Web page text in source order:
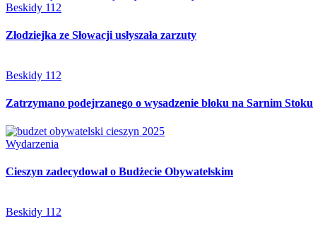
Beskidy 112
Złodziejka ze Słowacji usłyszała zarzuty
Beskidy 112
Zatrzymano podejrzanego o wysadzenie bloku na Sarnim Stoku
Wydarzenia
Cieszyn zadecydował o Budżecie Obywatelskim
Beskidy 112